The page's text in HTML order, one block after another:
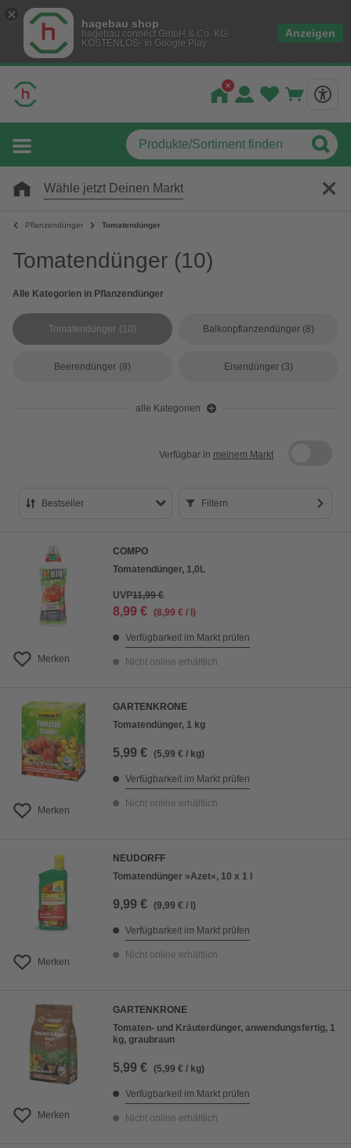
hagebau shop
hagebau connect GmbH & Co. KG
KOSTENLOS- In Google Play
Anzeigen
Wähle jetzt Deinen Markt
Pflanzendünger Tomatendünger
Tomatendünger (10)
Alle Kategorien in Pflanzendünger
Tomatendünger (10) Balkonpflanzendünger (8)
Beerendünger (8) Eisendünger (3)
alle Kategorien
Verfügbar in meinem Markt
Bestseller
Preis aufsteigend
Preis absteigend
Bewertung
Filtern
Merken
COMPO
Tomatendünger, 1,0L
UVP11,99 €
8,99 € (8,99 € / l)
Verfügbarkeit im Markt prüfen
Nicht online erhältlich
Merken
GARTENKRONE
Tomatendünger, 1 kg
5,99 € (5,99 € / kg)
Verfügbarkeit im Markt prüfen
Nicht online erhältlich
Merken
NEUDORFF
Tomatendünger »Azet«, 10 x 1 l
9,99 € (9,99 € / l)
Verfügbarkeit im Markt prüfen
Nicht online erhältlich
Merken
GARTENKRONE
Tomaten- und Kräuterdünger, anwendungsfertig, 1
kg, graubraun
5,99 € (5,99 € / kg)
Verfügbarkeit im Markt prüfen
Nicht online erhältlich